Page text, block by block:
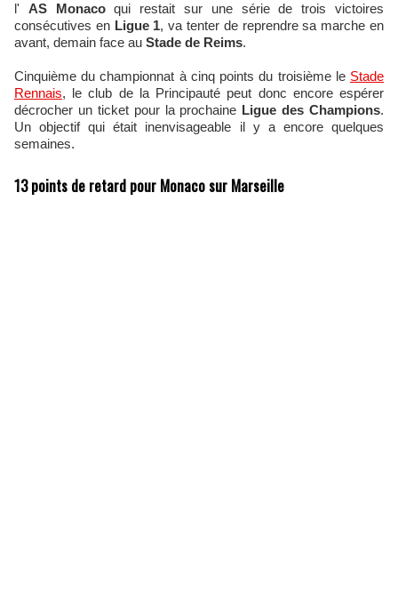
l' AS Monacoqui restait sur une série de trois victoires
consécutives en Ligue 1, va tenter de reprendre sa marche en
avant, demain face au Stade de Reims.
Cinquième du championnat à cinq points du troisième le Stade
Rennais, le club de la Principauté peut donc encore espérer
décrocher un ticket pour la prochaine Ligue des Champions.
Un objectif qui était inenvisageable il y a encore quelques
semaines.
13 points de retard pour Monaco sur Marseille